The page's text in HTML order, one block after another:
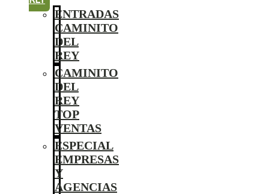
ENTRADAS
CAMINITO
DEL
REY
CAMINITO
DEL
REY
TOP
VENTAS
ESPECIAL
EMPRESAS
Y
AGENCIAS